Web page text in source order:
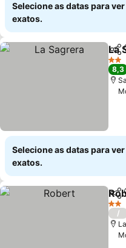
Selecione as datas para
exatos.
La
2
8,3
Selecione as datas para
exatos.
2
/